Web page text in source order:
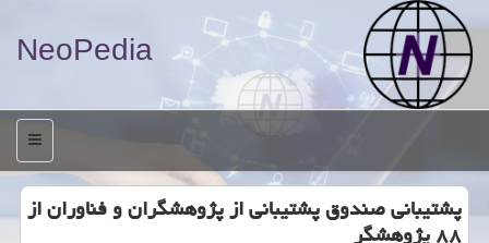
NeoPedia
منو
پشتیبانی صندوق پشتیبانی از پژوهشگران و فناوران از
۸۸ پژوهشگر